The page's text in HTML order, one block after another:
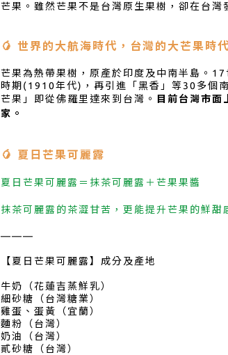
芒果。雖然芒果不是台灣原生果樹，卻在台灣
🥭 世界的大航海時代，台灣的大芒果時代
芒果為熱帶果樹，原產於印度及中南半島。
時期(1910年代)，再引進「黑香」等30多個
芒果」即從佛羅里達來到台灣。
目前台灣市面
家。
🥭 夏日芒果可麗露
夏日芒果可麗露＝抹茶可麗露＋芒果果醬
抹茶可麗露的茶澀甘苦，更能提升芒果的鮮甜
———
【夏日芒果可麗露】成分及產地
牛奶（花蓮吉蒸鮮乳）
細砂糖（台灣糖業）
雞蛋、蛋黃（宜蘭）
麵粉（台灣）
奶油（台灣）
貳砂糖（台灣）